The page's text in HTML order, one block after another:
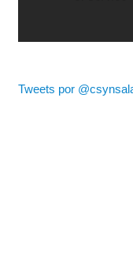
Tweets por